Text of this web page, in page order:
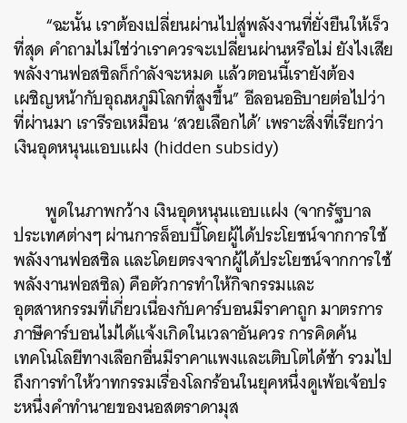
“ฉะนั้น เราต้องเปลี่ยนผ่านไปสู่พลังงานที่ยั่งยืนให้เร็ว
ที่สุด คำถามไม่ใช่ว่าเราควรจะเปลี่ยนผ่านหรือไม่ ยังไงเสีย
พลังงานฟอสซิลก็กำลังจะหมด แล้วตอนนี้เรายังต้อง
เผชิญหน้ากับอุณหภูมิโลกที่สูงขึ้น” อีลอนอธิบายต่อไปว่า
ที่ผ่านมา เรารีรอเหมือน ‘สวยเลือกได้’ เพราะสิ่งที่เรียกว่า
เงินอุดหนุนแอบแฝง (hidden subsidy)
พูดในภาพกว้าง เงินอุดหนุนแอบแฝง (จากรัฐบาล
ประเทศต่างๆ ผ่านการล็อบบี้โดยผู้ได้ประโยชน์จากการใช้
พลังงานฟอสซิล และโดยตรงจากผู้ได้ประโยชน์จากการใช้
พลังงานฟอสซิล) คือตัวการทำให้กิจกรรมและ
อุตสาหกรรมที่เกี่ยวเนื่องกับคาร์บอนมีราคาถูก มาตรการ
ภาษีคาร์บอนไม่ได้แจ้งเกิดในเวลาอันควร การคิดค้น
เทคโนโลยีทางเลือกอื่นมีราคาแพงและเติบโตได้ช้า รวมไป
ถึงการทำให้วาทกรรมเรื่องโลกร้อนในยุคหนึ่งดูเพ้อเจ้อปร
ะหนึ่งคำทำนายของนอสตราดามุส